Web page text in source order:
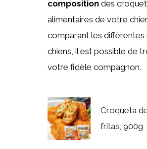
composition des
alimentaires de votre
comparant les différentes
chiens, il est possible de
votre fidèle compagnon.
Croqueta
fritas, 900g